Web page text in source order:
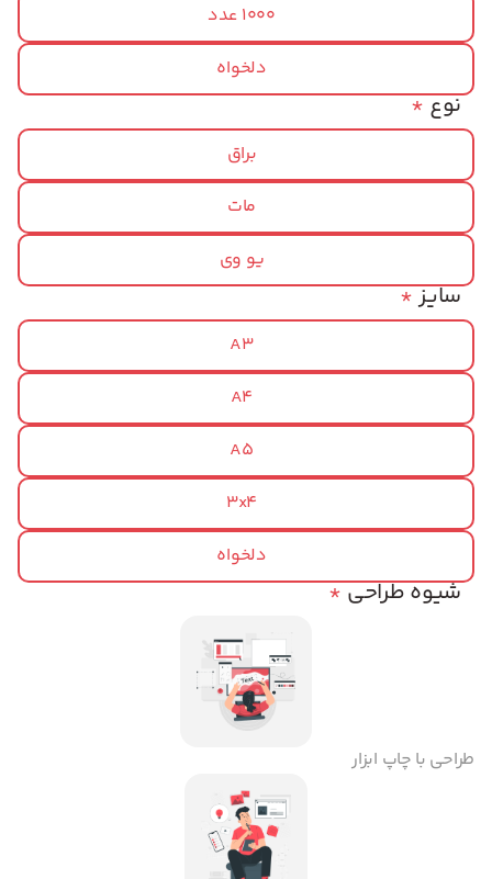
1000 عدد
دلخواه
*نوع
براق
مات
یو وی
*سایز
A3
A4
A5
3x4
دلخواه
*شیوه طراحی
طراحی با چاپ ابزار